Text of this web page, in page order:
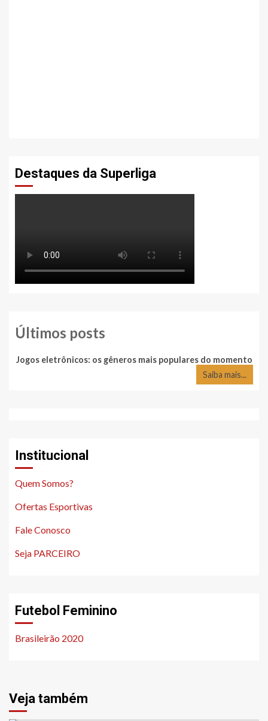
Destaques da Superliga
Últimos posts
Jogos eletrônicos: os gêneros mais populares do momento
Saiba mais...
Institucional
Quem Somos?
Ofertas Esportivas
Fale Conosco
Seja PARCEIRO
Futebol Feminino
Brasileirão 2020
Veja também